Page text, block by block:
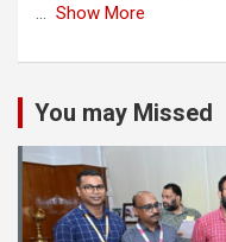
... Show More
You may Missed